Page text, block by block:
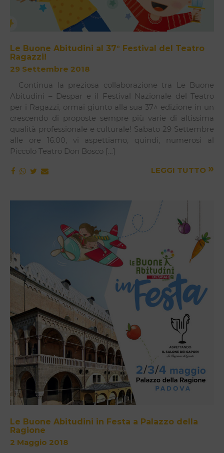
Le Buone Abitudini al 37° Festival del Teatro
Ragazzi!
29 Settembre 2018
Continua la preziosa collaborazione tra Le Buone
Abitudini – Despar e il Festival Nazionale del Teatro
per i Ragazzi, ormai giunto alla sua 37^ edizione in un
crescendo di proposte sempre più varie di altissima
qualità professionale e culturale! Sabato 29 Settembre
alle ore 16.00, vi aspettiamo, quindi, numerosi al
Piccolo Teatro Don Bosco […]
LEGGI TUTTO »
Le Buone Abitudini in Festa a Palazzo della
Ragione
2 Maggio 2018